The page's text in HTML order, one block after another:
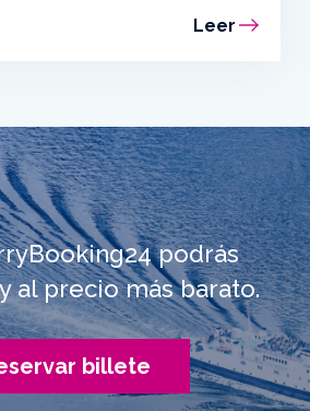
Leer
podrás
al precio más barato.
billete